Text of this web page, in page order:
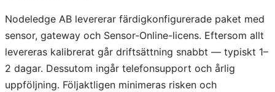
Nodeledge AB levererar färdigkonfigurerade paket med
sensor, gateway och Sensor-Online-licens. Eftersom allt
levereras kalibrerat går driftsättning snabbt — typiskt 1–
2 dagar. Dessutom ingår telefonsupport och årlig
uppföljning. Följaktligen minimeras risken och